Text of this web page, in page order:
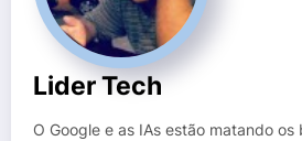
Lider Tech
O Google e as IAs estão matando